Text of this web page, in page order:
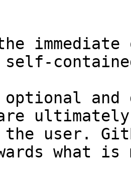
and
the user.
what